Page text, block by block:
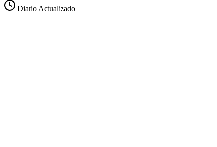
Diario Actualizado